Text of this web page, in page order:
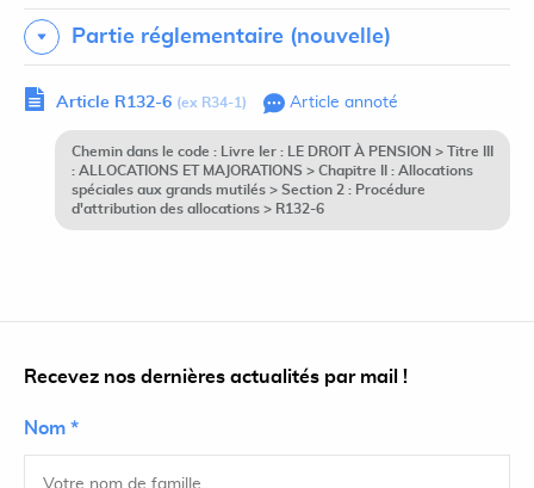
Partie réglementaire (nouvelle)
Article R132-6 (ex R34-1) Article annoté
Chemin dans le code : Livre Ier : LE DROIT À PENSION > Titre III
: ALLOCATIONS ET MAJORATIONS > Chapitre II : Allocations
spéciales aux grands mutilés > Section 2 : Procédure
d'attribution des allocations > R132-6
Recevez nos dernières actualités par mail !
Nom *